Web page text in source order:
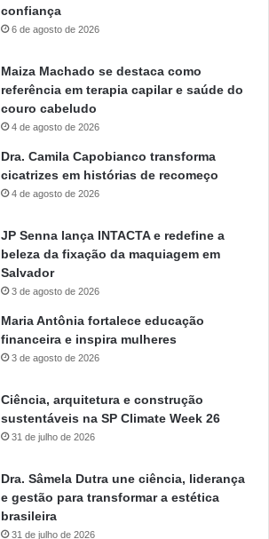
confiança
6 de agosto de 2026
Maiza Machado se destaca como
referência em terapia capilar e saúde do
couro cabeludo
4 de agosto de 2026
Dra. Camila Capobianco transforma
cicatrizes em histórias de recomeço
4 de agosto de 2026
JP Senna lança INTACTA e redefine a
beleza da fixação da maquiagem em
Salvador
3 de agosto de 2026
Maria Antônia fortalece educação
financeira e inspira mulheres
3 de agosto de 2026
Ciência, arquitetura e construção
sustentáveis na SP Climate Week 26
31 de julho de 2026
Dra. Sâmela Dutra une ciência, liderança
e gestão para transformar a estética
brasileira
31 de julho de 2026